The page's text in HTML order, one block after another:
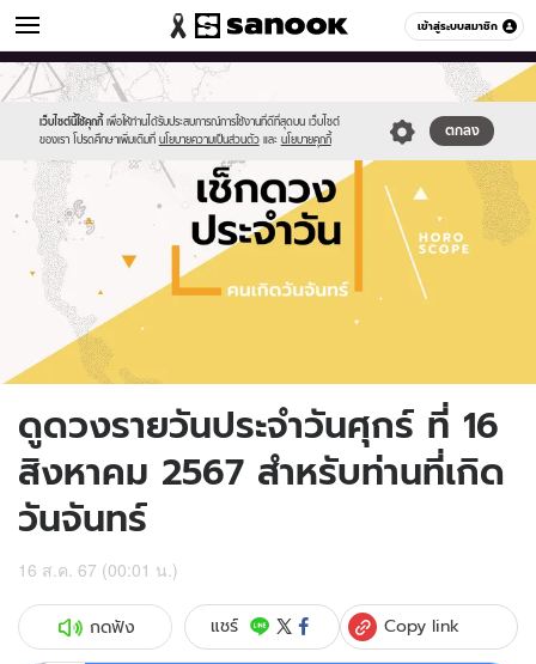
เข้าสู่ระบบสมาชิก
ดูดวง หมวดอื่นๆ
เว็บไซต์นี้ใช้คุกกี้ เพื่อให้ท่านได้รับประสบการณ์การใช้งานที่ดีที่สุดบน เว็บไซต์
ของเรา โปรดศึกษาเพิ่มเติมที่ นโยบายความเป็นส่วนตัว และ นโยบายคุกกี้
ตกลง
Sanook
//s.isanook.com/sr/0/images/logo-
new-
sanook.png
600
60
//s.isanook.com/ho/0/ud/fxd/day/daily-
horoscope-
monday.jpg
ดูดวงรายวันประจำวันศุกร์ ที่ 16
สิงหาคม 2567 สำหรับท่านที่เกิด
วันจันทร์
16 ส.ค. 67 (00:01 น.)
กดฟัง แชร์ Copy link